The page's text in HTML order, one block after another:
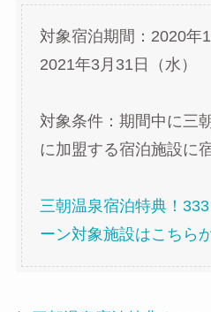
対象宿泊期間：2020年
2021年3月31日（水）
対象条件：期間中に三
に加盟する宿泊施設に
三朝温泉宿泊特典！
ーン対象施設はこちら